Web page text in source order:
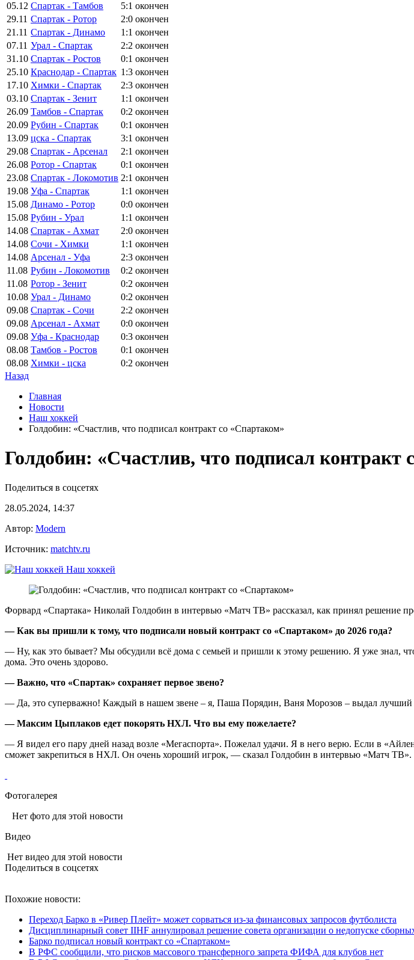
05.12 Спартак - Тамбов 5:1 окончен
29.11 Спартак - Ротор 2:0 окончен
21.11 Спартак - Динамо 1:1 окончен
07.11 Урал - Спартак 2:2 окончен
31.10 Спартак - Ростов 0:1 окончен
25.10 Краснодар - Спартак 1:3 окончен
17.10 Химки - Спартак 2:3 окончен
03.10 Спартак - Зенит 1:1 окончен
26.09 Тамбов - Спартак 0:2 окончен
20.09 Рубин - Спартак 0:1 окончен
13.09 цска - Спартак 3:1 окончен
29.08 Спартак - Арсенал 2:1 окончен
26.08 Ротор - Спартак 0:1 окончен
23.08 Спартак - Локомотив 2:1 окончен
19.08 Уфа - Спартак 1:1 окончен
15.08 Динамо - Ротор 0:0 окончен
15.08 Рубин - Урал 1:1 окончен
14.08 Спартак - Ахмат 2:0 окончен
14.08 Сочи - Химки 1:1 окончен
14.08 Арсенал - Уфа 2:3 окончен
11.08 Рубин - Локомотив 0:2 окончен
11.08 Ротор - Зенит 0:2 окончен
10.08 Урал - Динамо 0:2 окончен
09.08 Спартак - Сочи 2:2 окончен
09.08 Арсенал - Ахмат 0:0 окончен
09.08 Уфа - Краснодар 0:3 окончен
08.08 Тамбов - Ростов 0:1 окончен
08.08 Химки - цска 0:2 окончен
Назад
Главная
Новости
Наш хоккей
Голдобин: «Счастлив, что подписал контракт со «Спартаком»
Голдобин: «Счастлив, что подписал контракт
Поделиться в соцсетях
28.05.2024, 14:37
Автор: Modern
Источник: matchtv.ru
Наш хоккей
Форвард «Спартака» Николай Голдобин в интервью «Матч ТВ» рассказал, как принял решение
— Как вы пришли к тому, что подписали новый контракт со «Спартаком» до 2026 года?
— Ну, как это бывает? Мы обсудили всё дома с семьей и пришли к этому решению. Я уже знал,
дома. Это очень здорово.
— Важно, что «Спартак» сохраняет первое звено?
— Да, это суперважно! Каждый в нашем звене – я, Паша Порядин, Ваня Морозов – выдал лучший
— Максим Цыплаков едет покорять НХЛ. Что вы ему пожелаете?
— Я видел его пару дней назад возле «Мегаспорта». Пожелал удачи. Я в него верю. Если в
сможет закрепиться в НХЛ. Он очень хороший игрок, — сказал Голдобин в интервью «Матч ТВ».
Фотогалерея
Нет фото для этой новости
Видео
Нет видео для этой новости
Поделиться в соцсетях
Похожие новости:
Переход Барко в «Ривер Плейт» может сорваться из‑за финансовых запросов футболиста
Дисциплинарный совет IIHF аннулировал решение совета организации о недопуске
Барко подписал новый контракт со «Спартаком»
В РФС сообщили, что рисков массового трансферного запрета ФИФА для клубов нет